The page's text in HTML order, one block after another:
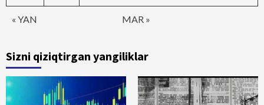
« YAN MAR »
Sizni qiziqtirgan yangiliklar